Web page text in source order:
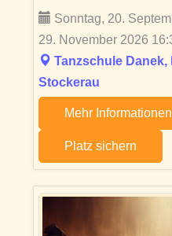
Sonntag, 20.
29. November 2026
Tanzschule Danek,
Stockerau
Mehr Informationen
Platz sichern